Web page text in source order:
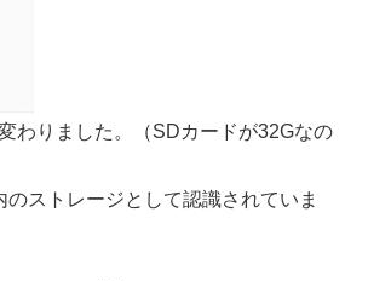
わりました。（SDカードが32Gなの
のストレージとして認識されていま